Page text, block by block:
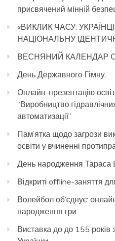
присвячений мінній
«ВИКЛИК ЧАСУ:
НАЦІОНАЛЬНУ
ВЕСНЯНИЙ КАЛЕНДАР
День Державного Гімну.
Онлайн-презентацію
“Виробництво
автоматизації”
Пам’ятка щодо загрози
освіти у вчиненні
День народження Тараса
Відкриті offline-заняття
Волейбол об’єднує:
народження гри
Виставка до до 155 років